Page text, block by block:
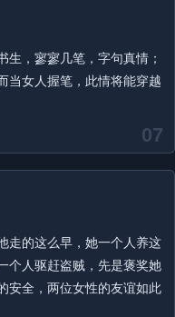
07
生，寥寥几笔，字句真情；
当女人握笔，此情将能穿越
走的这么早，她一个人养这
个人驱赶盗贼，先是褒奖她
安全，两位女性的友谊如此